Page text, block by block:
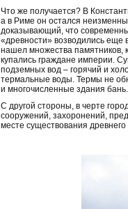
Что же получается? В
а в Риме он остался
доказывающий, что
«древности» возводились еще
нашел множества памятников,
купались граждане империи.
подземных вод – горячий и
термальные воды. Термы не
и многочисленные здания бань.
С другой стороны, в черте
сооружений, захоронений,
месте существования древнего